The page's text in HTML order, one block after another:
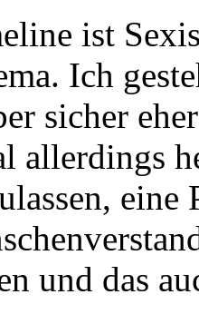
ist
Ich
sicher
allerdings
eine
und das